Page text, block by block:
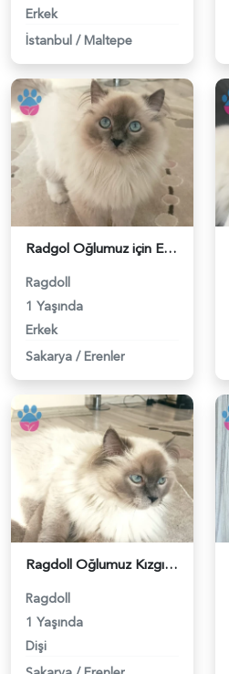
Erkek
İstanbul / Maltepe
Radgol Oğlumuz için Eş Arıyoruz - 118983289
Ragdoll
1 Yaşında
Erkek
Sakarya / Erenler
Ragdoll Oğlumuz Kızgınlıkla - 118983186
Ragdoll
1 Yaşında
Dişi